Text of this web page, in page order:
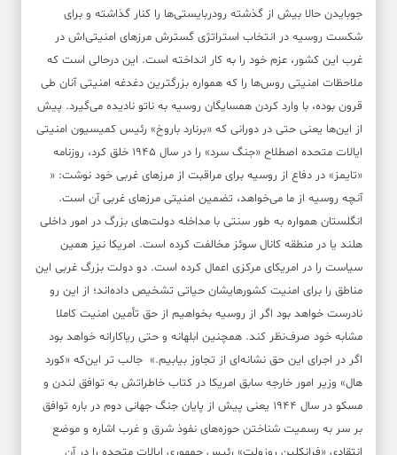
جوبایدن حالا بیش از گذشته رودربایستی‌ها را کنار گذاشته و برای
شکست روسیه در انتخاب استراتژی گسترش مرزهای امنیتی‌اش در
غرب این کشور، عزم خود را به کار انداخته است. این درحالی است که
ملاحظات امنیتی روس‌ها را که همواره بزرگترین دغدغه امنیتی آنان طی
قرون بوده، با وارد کردن همسایگان روسیه به ناتو نادیده می‌گیرد. پیش
از این‌ها یعنی حتی در دورانی که «برنارد باروخ» رئیس کمیسیون امنیتی
ایالات متحده اصطلاح «جنگ سرد» را در سال ۱۹۴۵ خلق کرد، روزنامه
«تایمز» در دفاع از روسیه برای مراقبت از مرزهای غربی خود نوشت: «
آنچه روسیه از ما می‌خواهد، تضمین امنیتی مرزهای غربی آن است.
انگلستان همواره به طور سنتی با مداخله دولت‌های بزرگ در امور داخلی
هلند یا در منطقه کانال سوئز مخالفت کرده است. امریکا نیز همین
سیاست را در امریکای مرکزی اعمال کرده است. دو دولت بزرگ غربی این
مناطق را برای امنیت کشورهایشان حیاتی تشخیص داده‌اند؛ از این رو
نادرست خواهد بود اگر از روسیه بخواهیم از حق تأمین امنیت کاملا
مشابه خود صرف‌نظر کند. همچنین ابلهانه و حتی ریاکارانه خواهد بود
اگر در اجرای این حق نشانه‌ای از تجاوز بیابیم.» جالب تر این‌که «کورد
هال» وزیر امور خارجه سابق امریکا در کتاب خاطراتش به توافق لندن و
مسکو در سال ۱۹۴۴ یعنی پیش از پایان جنگ جهانی دوم در باره توافق
بر سر به رسمیت شناختن حوزه‌های نفوذ شرق و غرب اشاره و موضع